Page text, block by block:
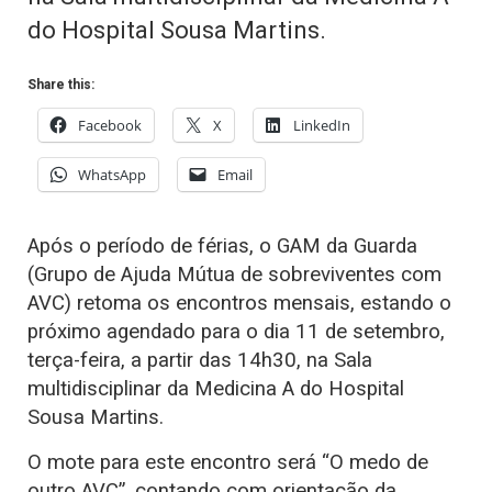
do Hospital Sousa Martins.
Share this:
Facebook X LinkedIn
WhatsApp Email
Após o período de férias, o GAM da Guarda
(Grupo de Ajuda Mútua de sobreviventes com
AVC) retoma os encontros mensais, estando o
próximo agendado para o dia 11 de setembro,
terça-feira, a partir das 14h30, na Sala
multidisciplinar da Medicina A do Hospital
Sousa Martins.
O mote para este encontro será “O medo de